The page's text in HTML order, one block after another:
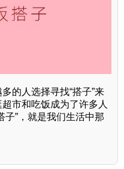
的人选择寻找“搭子”来
市和吃饭成为了许多人
子”，就是我们生活中那